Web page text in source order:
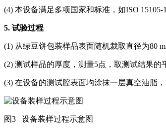
(4) 本设备满足多项国家和标准，如ISO 15105-
5. 试验过程
(1) 从绿豆饼包装样品表面随机裁取直径为80
(2) 测试样品的厚度，测量5点，取测试结果的
(3) 在设备的测试腔表面均涂抹一层真空油脂
图3 设备装样过程示意图